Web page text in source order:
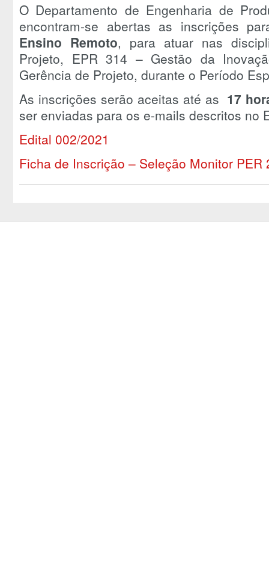
O Departamento de Engenharia de
encontram-se abertas as inscrições
Ensino Remoto, para atuar nas
Projeto, EPR 314 – Gestão da
Gerência de Projeto, durante o Período
As inscrições serão aceitas até as 17
ser enviadas para os e-mails descritos no
Edital 002/2021
Ficha de Inscrição – Seleção Monitor PER